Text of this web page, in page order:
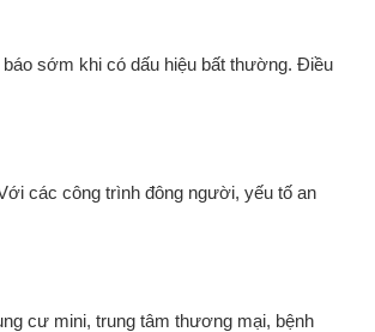
sớm khi có dấu hiệu bất thường. Điều
các công trình đông người, yếu tố an
cư mini, trung tâm thương mại, bệnh